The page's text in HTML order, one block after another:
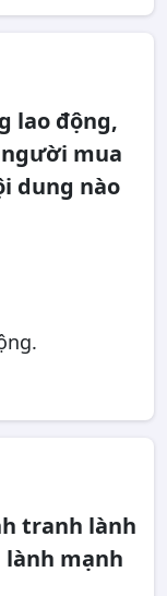
lao động,
mua
dung nào
tranh lành
mạnh